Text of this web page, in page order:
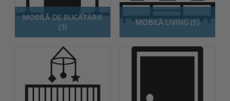
MOBILĂ DE BUCĂTĂRIE
(3)
MOBILĂ LIVING (5)